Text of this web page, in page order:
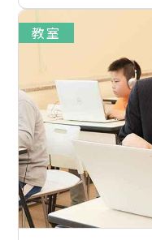
教室